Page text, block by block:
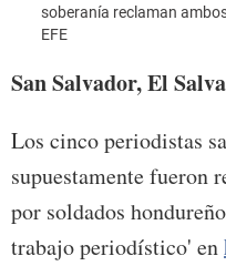
soberanía reclaman
EFE
San Salvador, El
Los cinco periodistas
supuestamente fueron
por soldados
trabajo periodístico' en